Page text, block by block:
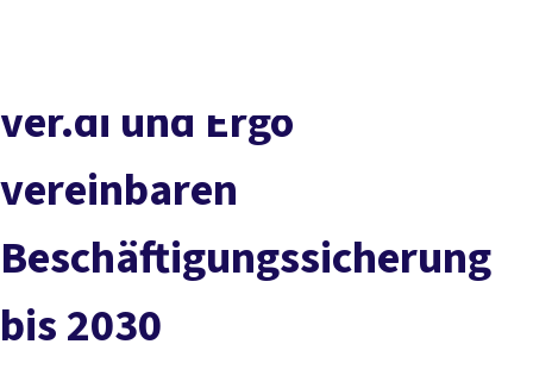
Service
ver.di und Ergo
vereinbaren
Beschäftigungssicherung
bis 2030